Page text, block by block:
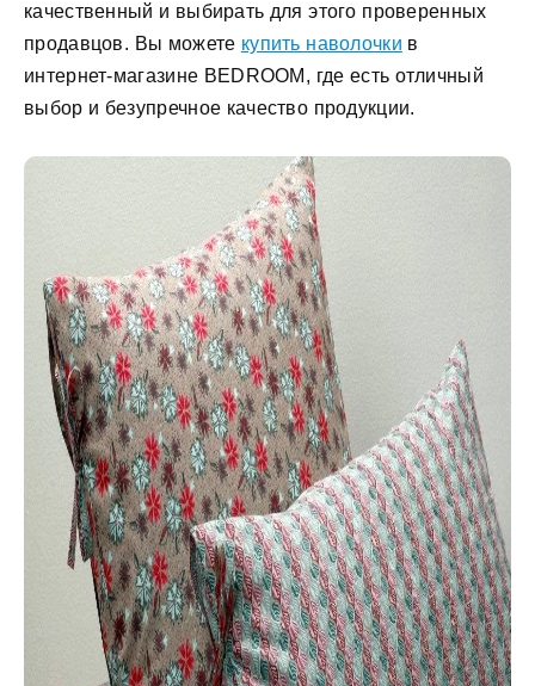
качественный и выбирать для этого проверенных
продавцов. Вы можете купить наволочки в
интернет-магазине BEDROOM, где есть отличный
выбор и безупречное качество продукции.